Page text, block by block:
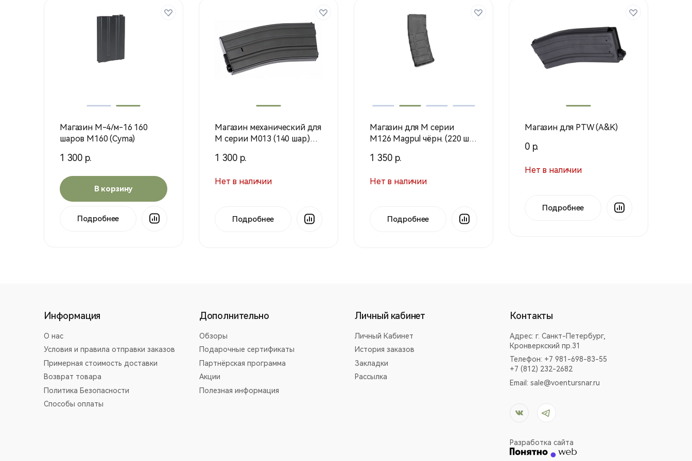
Магазин М-4/м-16 160
шаров М160 (Cyma)
1 300 р.
В корзину
Подробнее
Магазин механический для
М серии М013 (140 шар.)
1 300 р.
Нет в наличии
Подробнее
Магазин для M серии
M126 Magpul чёрн. (220 ш.)
1 350 р.
Нет в наличии
Подробнее
Магазин для PTW (A&K)
0 р.
Нет в наличии
Подробнее
Информация
О нас
Условия и правила отправки заказов
Примерная стоимость доставки
Возврат товара
Политика Безопасности
Способы оплаты
Дополнительно
Обзоры
Подарочные сертификаты
Партнёрская программа
Акции
Полезная информация
Личный кабинет
Личный Кабинет
История заказов
Закладки
Рассылка
Контакты
Адрес:г. Санкт-Петербург,
Кронверкский пр.31
Телефон: +7 981-698-83-55
+7 (812) 232-2682
Email:sale@voentursnar.ru
Разработка сайта